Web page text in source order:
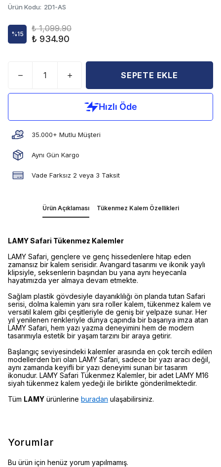
Ürün Kodu: 2D1-AS
%15
₺ 1,099.90
₺ 934.90
SEPETE EKLE
35.000+ Mutlu Müşteri
Aynı Gün Kargo
Vade Farksız 2 veya 3 Taksit
Ürün Açıklaması Tükenmez Kalem Özellikleri
LAMY Safari Tükenmez Kalemler
LAMY Safari, gençlere ve genç hissedenlere hitap eden
zamansız bir kalem serisidir. Avangard tasarımı ve ikonik yaylı
klipsiyle, seksenlerin başından bu yana aynı heyecanla
hayatımızda yer almaya devam etmekte.
Sağlam plastik gövdesiyle dayanıklılığı ön planda tutan Safari
serisi, dolma kalemin yanı sıra roller kalem, tükenmez kalem ve
versatil kalem gibi çeşitleriyle de geniş bir yelpaze sunar. Her
yıl yenilenen renkleriyle dünya çapında bir başarıya imza atan
LAMY Safari, hem yazı yazma deneyimini hem de modern
tasarımıyla estetik bir yaşam tarzını bir araya getirir.
Başlangıç seviyesindeki kalemler arasında en çok tercih edilen
modellerden biri olan LAMY Safari, sadece bir yazı aracı değil,
aynı zamanda keyifli bir yazı deneyimi sunan bir tasarım
ikonudur. LAMY Safari Tükenmez Kalemler, bir adet LAMY M16
siyah tükenmez kalem yedeği ile birlikte gönderilmektedir.
Tüm LAMY ürünlerine buradan ulaşabilirsiniz.
Yorumlar
Bu ürün için henüz yorum yapılmamış.